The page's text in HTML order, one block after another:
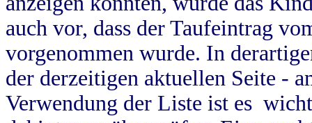
auch vor, dass der Taufeintrag
vorgenommen wurde. In
der derzeitigen aktuellen Seite -
Verwendung der Liste ist es